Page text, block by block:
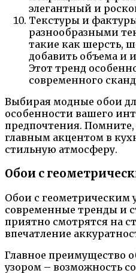
элегантный и
Текстуры и
разнообразными
такие как шерсть,
добавить объема и
Этот тренд
современного
Выбирая модные обои
особенности вашего
предпочтения. Помните,
главным акцентом в
стильную атмосферу.
Обои с
Обои с геометрическим
современные тренды и
приятно смотрятся на
впечатление
Главное преимущество
узором – возможность